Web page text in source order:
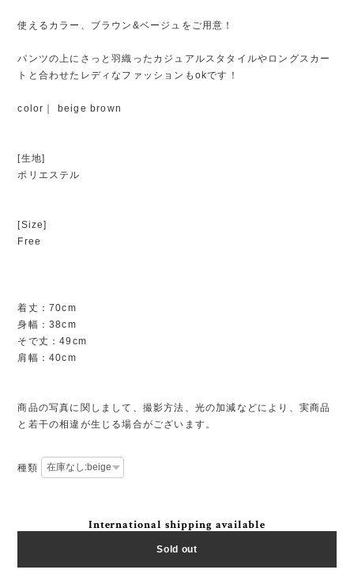
使えるカラー、ブラウン&ベージュをご用意！
パンツの上にさっと羽織ったカジュアルスタタイルやロングスカー
トと合わせたレディなファッションもokです！
color｜ beige brown
[生地]
ポリエステル
[Size]
Free
着丈：70cm
身幅：38cm
そで丈：49cm
肩幅：40cm
商品の写真に関しまして、撮影方法、光の加減などにより、実商品
と若干の相違が生じる場合がございます。
種類
International shipping available
Sold out